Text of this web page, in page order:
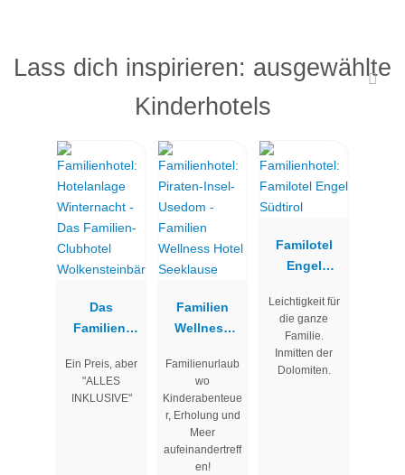
Lass dich inspirieren: ausgewählte
Kinderhotels
Das
Familien-
Wolkenstein
Ein Preis, aber
"ALLES
INKLUSIVE"
Familien
Wellness
Seeklause
Familienurlaub
wo
Kinderabenteue
r, Erholung und
Meer
aufeinandertreff
en!
Familotel
Engel
Leichtigkeit für
die ganze
Familie.
Inmitten der
Dolomiten.